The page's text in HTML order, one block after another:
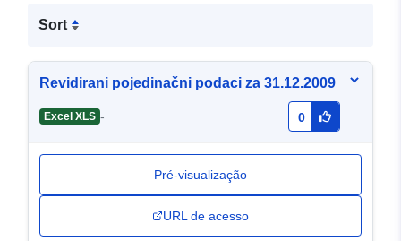
Sort
Revidirani pojedinačni podaci za 31.12.2009
Excel XLS - 0
Pré-visualização
URL de acesso